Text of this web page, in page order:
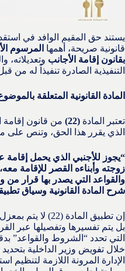
يستند حق المقيم الوافد في
قانونية صريحة، أهمها
بقانون إقامة الأجانب وتعديلاته،
التنفيذية الصادرة تنفيذاً له من
المادة القانونية المتعلقة
تعتبر المادة (22)
من قانون إقامة
الذي يقرر هذا الحق، وتنص على
“يجوز للأجنبي الذي يحمل إقامة
زوجته وأبناءه القصر للإقامة
والقواعد التي يصدر بها قرار من
شرح المادة القانونية وسياق
إن تطبيق المادة
بل يتم تفسيرها وتفصيلها عبر
التي تحدد “الشروط والقواعد”
خلال تفويض وزير الداخلية
الإدارة المرونة اللازمة لتنظيم